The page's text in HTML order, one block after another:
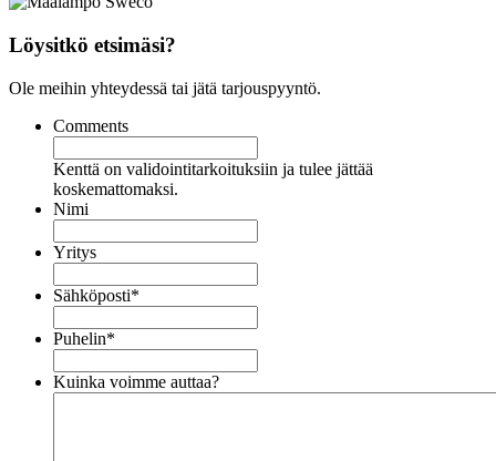
Löysitkö etsimäsi?
Ole meihin yhteydessä tai jätä tarjouspyyntö.
Comments
Kenttä on validointitarkoituksiin ja tulee jättää
koskemattomaksi.
Nimi
Yritys
Sähköposti*
Puhelin*
Kuinka voimme auttaa?